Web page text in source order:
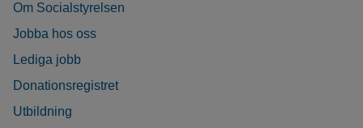
Om Socialstyrelsen
Jobba hos oss
Lediga jobb
Donationsregistret
Utbildning